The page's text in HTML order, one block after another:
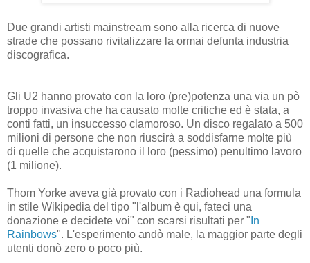
Due grandi artisti mainstream sono alla ricerca di nuove
strade che possano rivitalizzare la ormai defunta industria
discografica.
Gli U2 hanno provato con la loro (pre)potenza una via un pò
troppo invasiva che ha causato molte critiche ed è stata, a
conti fatti, un insuccesso clamoroso. Un disco regalato a 500
milioni di persone che non riuscirà a soddisfarne molte più
di quelle che acquistarono il loro (pessimo) penultimo lavoro
(1 milione).
Thom Yorke aveva già provato con i Radiohead una formula
in stile Wikipedia del tipo "l'album è qui, fateci una
donazione e decidete voi" con scarsi risultati per " In
Rainbows". L'esperimento andò male, la maggior parte degli
utenti donò zero o poco più.